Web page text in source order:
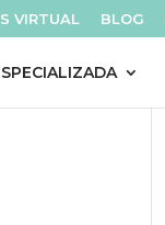
VIRTUAL BLOG